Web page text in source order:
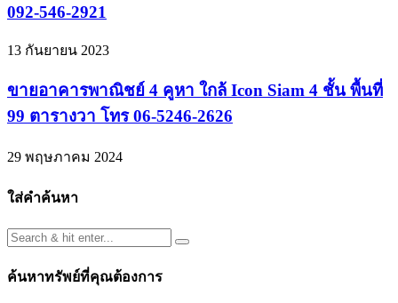
092-546-2921
13 กันยายน 2023
ขายอาคารพาณิชย์ 4 คูหา ใกล้ Icon Siam 4 ชั้น พื้นที่
99 ตารางวา โทร 06-5246-2626
29 พฤษภาคม 2024
ใส่คำค้นหา
ค้นหาทรัพย์ที่คุณต้องการ